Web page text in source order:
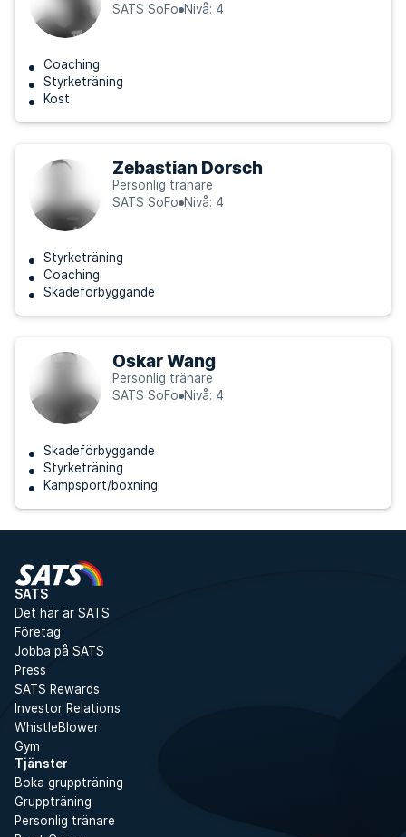
SATS SoFo Nivå: 4
Coaching
Styrketräning
Kost
Zebastian Dorsch
Personlig tränare
SATS SoFo Nivå: 4
Styrketräning
Coaching
Skadeförbyggande
Oskar Wang
Personlig tränare
SATS SoFo Nivå: 4
Skadeförbyggande
Styrketräning
Kampsport/boxning
SATS
Det här är SATS
Företag
Jobba på SATS
Press
SATS Rewards
Investor Relations
WhistleBlower
Gym
Tjänster
Boka gruppträning
Gruppträning
Personlig tränare